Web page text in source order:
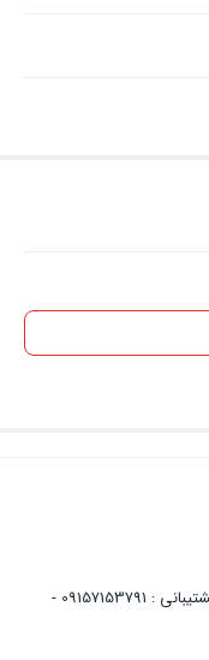
واحد پشتیبانی مشتریان : 05135092741 - واحد پشتیبانی : 09157153791 -